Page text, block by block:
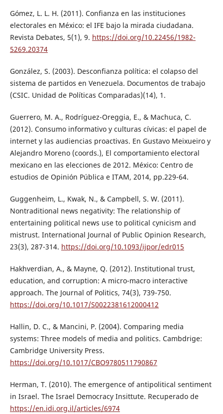
Gómez, L. L. H. (2011). Confianza en las instituciones
electorales en México: el IFE bajo la mirada ciudadana.
Revista Debates, 5(1), 9. https://doi.org/10.22456/1982-
5269.20374
González, S. (2003). Desconfianza política: el colapso del
sistema de partidos en Venezuela. Documentos de trabajo
(CSIC. Unidad de Políticas Comparadas)(14), 1.
Guerrero, M. A., Rodríguez-Oreggia, E., & Machuca, C.
(2012). Consumo informativo y culturas cívicas: el papel de
internet y las audiencias proactivas. En Gustavo Meixueiro y
Alejandro Moreno (coords.), El comportamiento electoral
mexicano en las elecciones de 2012. México: Centro de
estudios de Opinión Pública e ITAM, 2014, pp.229-64.
Guggenheim, L., Kwak, N., & Campbell, S. W. (2011).
Nontraditional news negativity: The relationship of
entertaining political news use to political cynicism and
mistrust. International Journal of Public Opinion Research,
23(3), 287-314. https://doi.org/10.1093/ijpor/edr015
Hakhverdian, A., & Mayne, Q. (2012). Institutional trust,
education, and corruption: A micro-macro interactive
approach. The Journal of Politics, 74(3), 739-750.
https://doi.org/10.1017/S0022381612000412
Hallin, D. C., & Mancini, P. (2004). Comparing media
systems: Three models of media and politics. Cambdrige:
Cambridge University Press.
https://doi.org/10.1017/CBO9780511790867
Herman, T. (2010). The emergence of antipolitical sentiment
in Israel. The Israel Democracy Insittute. Recuperado de
https://en.idi.org.il/articles/6974